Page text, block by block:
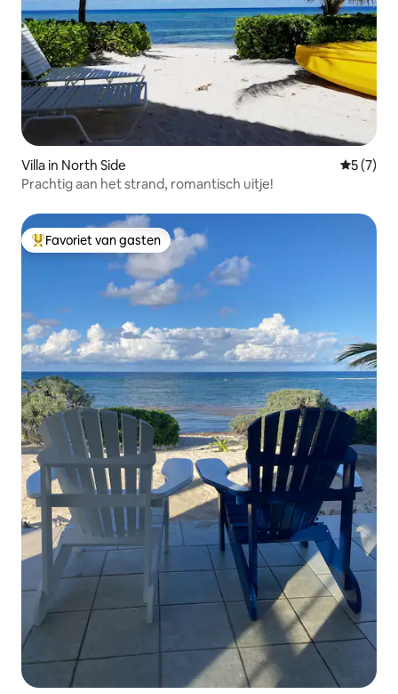
Villa in North Side
5 (7)
Prachtig aan het strand, romantisch uitje!
Topfavoriet van gasten
Favoriet van gasten